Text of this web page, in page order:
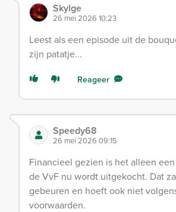
Skylge
26 mei 2026 10:23
Leest als een episode uit de
zijn patatje...
Reageer
Speedy68
26 mei 2026 09:15
Financieel gezien is het alleen
de VvF nu wordt uitgekocht. Dat
gebeuren en hoeft ook niet
voorwaarden.